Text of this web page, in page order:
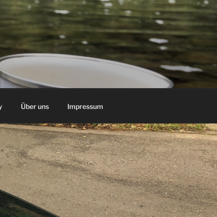
Über uns Impressum